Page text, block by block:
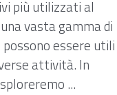
più utilizzati al
vasta gamma di
essere utili
attività. In
...